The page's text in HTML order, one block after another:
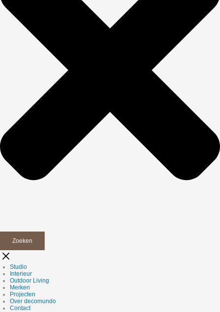
Zoeken
Studio
Interieur
Outdoor Living
Merken
Projecten
Over decomundo
Contact